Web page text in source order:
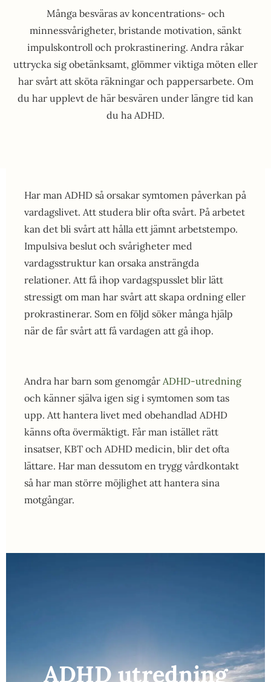
Många besväras av koncentrations- och
minnessvårigheter, bristande motivation, sänkt
impulskontroll och prokrastinering. Andra råkar
uttrycka sig obetänksamt, glömmer viktiga möten eller
har svårt att sköta räkningar och pappersarbete. Om
du har upplevt de här besvären under längre tid kan
du ha ADHD.
Har man ADHD så orsakar symtomen påverkan på
vardagslivet. Att studera blir ofta svårt. På arbetet
kan det bli svårt att hålla ett jämnt arbetstempo.
Impulsiva beslut och svårigheter med
vardagsstruktur kan orsaka ansträngda
relationer. Att få ihop vardagspusslet blir lätt
stressigt om man har svårt att skapa ordning eller
prokrastinerar. Som en följd söker många hjälp
när de får svårt att få vardagen att gå ihop.
Andra har barn som genomgår ADHD-utredning
och känner själva igen sig i symtomen som tas
upp. Att hantera livet med obehandlad ADHD
känns ofta övermäktigt. Får man istället rätt
insatser, KBT och ADHD medicin, blir det ofta
lättare. Har man dessutom en trygg vårdkontakt
så har man större möjlighet att hantera sina
motgångar.
ADHD utredning